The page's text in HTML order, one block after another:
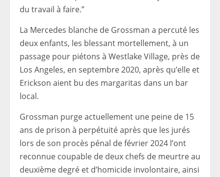
du travail à faire.”
La Mercedes blanche de Grossman a percuté les
deux enfants, les blessant mortellement, à un
passage pour piétons à Westlake Village, près de
Los Angeles, en septembre 2020, après qu’elle et
Erickson aient bu des margaritas dans un bar
local.
Grossman purge actuellement une peine de 15
ans de prison à perpétuité après que les jurés
lors de son procès pénal de février 2024 l’ont
reconnue coupable de deux chefs de meurtre au
deuxième degré et d’homicide involontaire, ainsi